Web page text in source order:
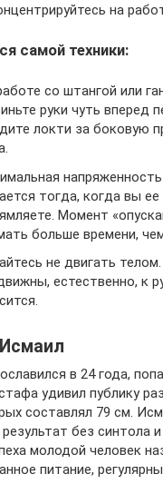
на
самой техники:
со штангой или
руки чуть вперед
локти за боковую
тогда, когда вы ее
Момент
больше времени,
не двигать
естественно, к
в 24 года,
удивил публику
составлял 79 см.
без синтола
молодой человек
питание,